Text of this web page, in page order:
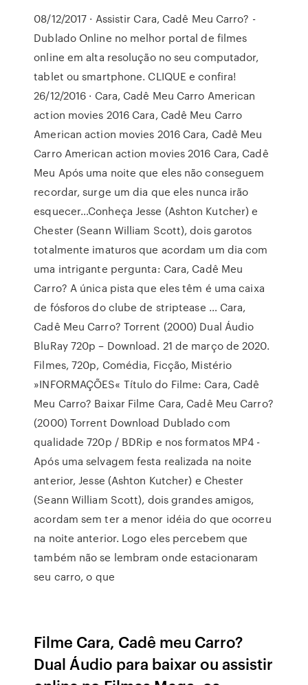
08/12/2017 · Assistir Cara, Cadê Meu Carro? -
Dublado Online no melhor portal de filmes
online em alta resolução no seu computador,
tablet ou smartphone. CLIQUE e confira!
26/12/2016 · Cara, Cadê Meu Carro American
action movies 2016 Cara, Cadê Meu Carro
American action movies 2016 Cara, Cadê Meu
Carro American action movies 2016 Cara, Cadê
Meu Após uma noite que eles não conseguem
recordar, surge um dia que eles nunca irão
esquecer…Conheça Jesse (Ashton Kutcher) e
Chester (Seann William Scott), dois garotos
totalmente imaturos que acordam um dia com
uma intrigante pergunta: Cara, Cadê Meu
Carro? A única pista que eles têm é uma caixa
de fósforos do clube de striptease … Cara,
Cadê Meu Carro? Torrent (2000) Dual Áudio
BluRay 720p – Download. 21 de março de 2020.
Filmes, 720p, Comédia, Ficção, Mistério
»INFORMAÇÕES« Título do Filme: Cara, Cadê
Meu Carro? Baixar Filme Cara, Cadê Meu Carro?
(2000) Torrent Download Dublado com
qualidade 720p / BDRip e nos formatos MP4 -
Após uma selvagem festa realizada na noite
anterior, Jesse (Ashton Kutcher) e Chester
(Seann William Scott), dois grandes amigos,
acordam sem ter a menor idéia do que ocorreu
na noite anterior. Logo eles percebem que
também não se lembram onde estacionaram
seu carro, o que
Filme Cara, Cadê meu Carro?
Dual Áudio para baixar ou assistir